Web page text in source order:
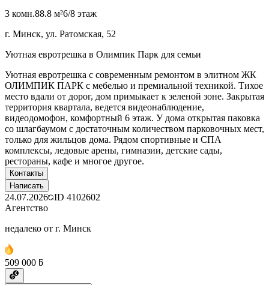
3 комн.88.8 м²6/8 этаж
г. Минск, ул. Ратомская, 52
Уютная евротрешка в Олимпик Парк для семьи
Уютная евротрешка с современным ремонтом в элитном ЖК
ОЛИМПИК ПАРК с мебелью и премиальной техникой. Тихое
место вдали от дорог, дом примыкает к зеленой зоне. Закрытая
территория квартала, ведется видеонаблюдение,
видеодомофон, комфортный 6 этаж. У дома открытая паковка
со шлагбаумом с достаточным количеством парковочных мест,
только для жильцов дома. Рядом спортивные и СПА
комплексы, ледовые арены, гимназии, детские сады,
рестораны, кафе и многое другое.
Контакты
Написать
24.07.2026 ID 4102602
Агентство
недалеко от г. Минск
509 000 ƃ